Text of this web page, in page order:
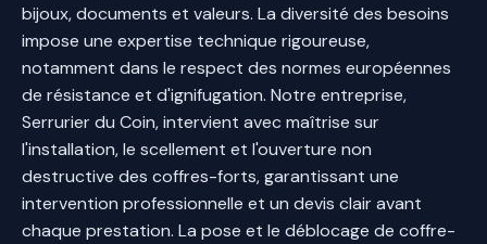
bijoux, documents et valeurs. La diversité des besoins
impose une expertise technique rigoureuse,
notamment dans le respect des normes européennes
de résistance et d'ignifugation. Notre entreprise,
Serrurier du Coin, intervient avec maîtrise sur
l'installation, le scellement et l'ouverture non
destructive des coffres-forts, garantissant une
intervention professionnelle et un devis clair avant
chaque prestation. La pose et le déblocage de coffre-